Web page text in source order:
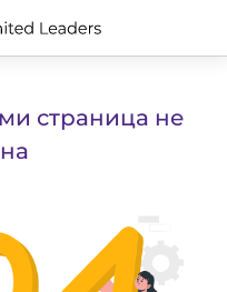
страница не